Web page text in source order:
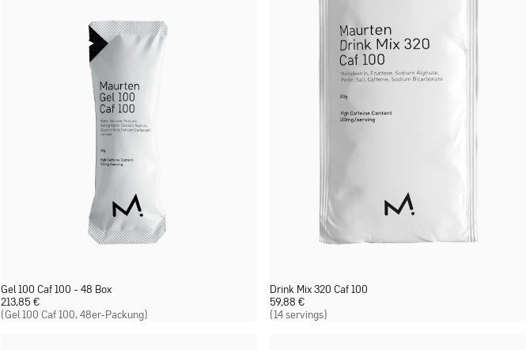
Gel 100 Caf 100 - 48 Box
(Gel 100 Caf 100, 48er-Packung)
213,85 €
Drink Mix 320 Caf 100
(14 servings)
59,88 €